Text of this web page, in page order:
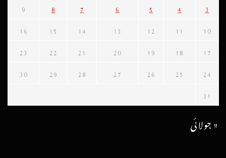
3
4
5
6
7
8
9
10
11
12
13
14
15
16
17
18
19
20
21
22
23
24
25
26
27
28
29
30
31
« جولائی